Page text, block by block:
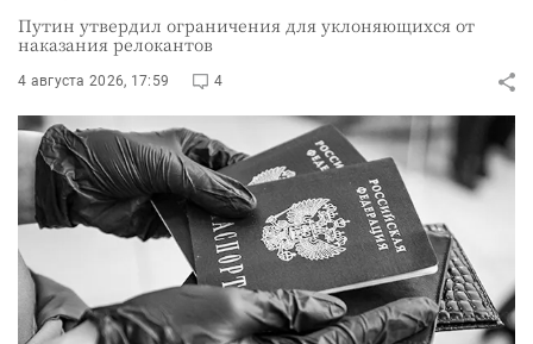
Путин утвердил ограничения для уклоняющихся от
наказания релокантов
4 августа 2026, 17:59 4